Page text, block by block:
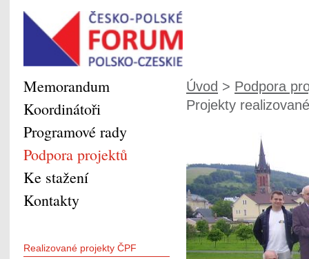
Úvod > Podpora
Projekty
Memorandum
Koordinátoři
Programové rady
Podpora projektů
Ke stažení
Kontakty
Realizované projekty ČPF